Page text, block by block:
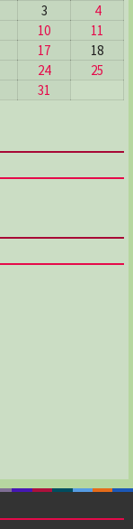
3
4
10
11
17
18
24
25
31